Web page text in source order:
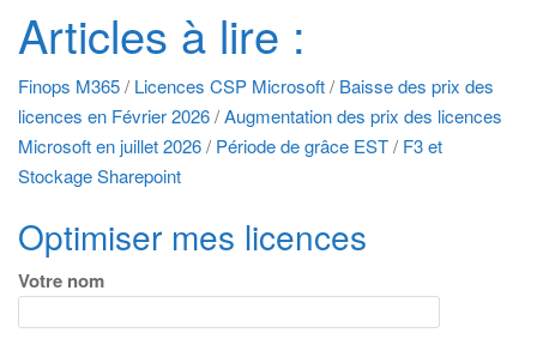
Articles à lire :
Finops M365/ Licences CSP Microsoft/ Baisse des prix des
licences en Février 2026/Augmentation des prix des licences
Microsoft en juillet 2026/ Période de grâce EST/ F3 et
Stockage Sharepoint
Optimiser mes licences
Votre nom